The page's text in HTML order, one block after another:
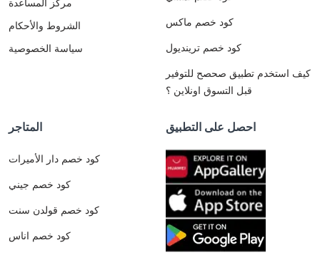
الشروط والأحكام
سياسة الخصوصية
كود خصم ماكس
كود خصم ترينديول
كيف استخدم تطبيق صحصح للتوفير
قبل التسوق اونلاين ؟
المتاجر
كود خصم دار الأميرات
كود خصم جيني
كود خصم قولدن سنت
كود خصم اناس
احصل على التطبيق